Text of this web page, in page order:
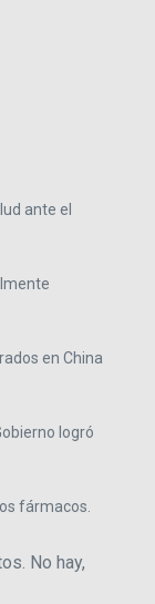
ante el
en China
logró
fármacos.
No hay,